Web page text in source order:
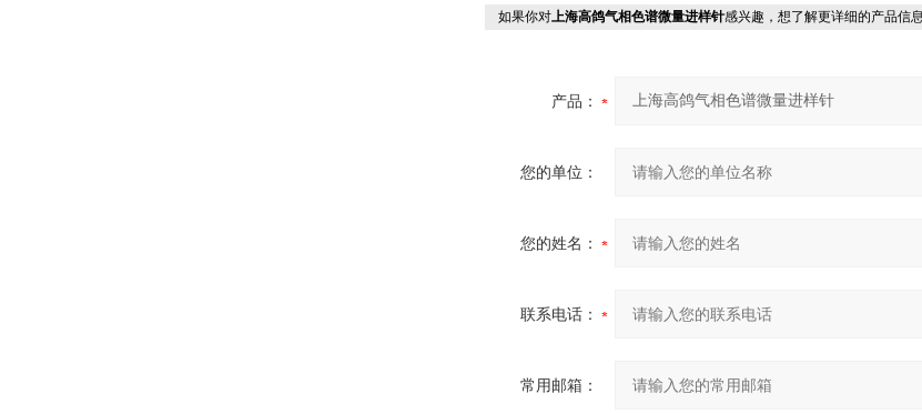
如果你对上海高鸽气相色谱微量进样针感兴趣，想了解更详细的产品信
产品：
您的单位：
您的姓名：
联系电话：
常用邮箱：